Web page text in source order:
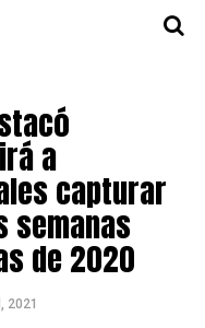
a
capturar
semanas
de 2020
2021